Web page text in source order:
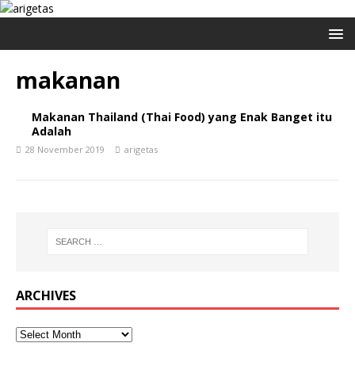
makanan
Makanan Thailand (Thai Food) yang Enak Banget itu
Adalah
28 November 2019 arigetas
ARCHIVES